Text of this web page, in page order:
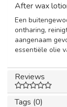
After wax
Een
ontharing,
aangenaam
essentiële olie
Reviews
Tags (0)